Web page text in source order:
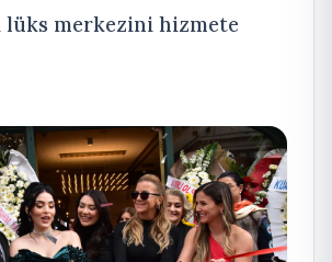
lüks merkezini hizmete